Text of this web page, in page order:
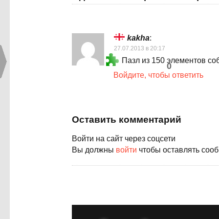
kakha:
27.07.2013 в 20:17
Пазл из 150 элементов
0
Войдите, чтобы ответить
Оставить комментарий
Войти на сайт через соцсети
Вы должны войти чтобы оставлять